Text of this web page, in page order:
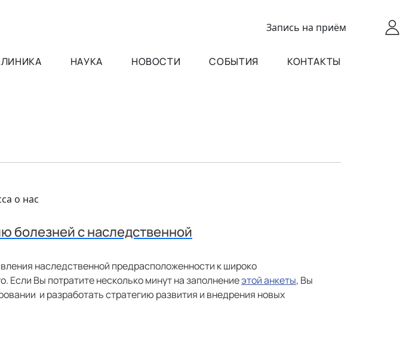
Запись на приём
НАУКА НОВОСТИ СОБЫТИЯ КОНТАКТЫ
о нас
болезней с наследственной
наследственной предрасположенности к широко
Вы потратите несколько минут на заполнениеэтой анкеты, Вы
и разработать стратегию развития и внедрения новых